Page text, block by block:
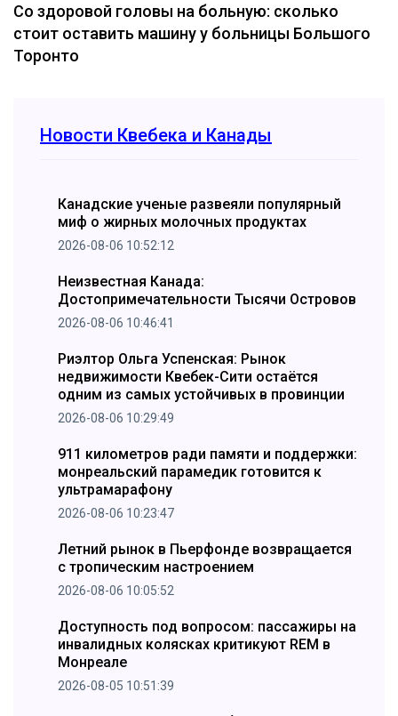
Со здоровой головы на больную: сколько
стоит оставить машину у больницы Большого
Торонто
Новости Квебека и Канады
Канадские ученые развеяли популярный
миф о жирных молочных продуктах
2026-08-06 10:52:12
Неизвестная Канада:
Достопримечательности Тысячи Островов
2026-08-06 10:46:41
Риэлтор Ольга Успенская: Рынок
недвижимости Квебек-Сити остаётся
одним из самых устойчивых в провинции
2026-08-06 10:29:49
911 километров ради памяти и поддержки:
монреальский парамедик готовится к
ультрамарафону
2026-08-06 10:23:47
Летний рынок в Пьерфонде возвращается
с тропическим настроением
2026-08-06 10:05:52
Доступность под вопросом: пассажиры на
инвалидных колясках критикуют REM в
Монреале
2026-08-05 10:51:39